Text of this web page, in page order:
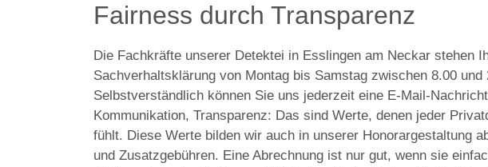
Fairness durch Transparenz
Die Fachkräfte unserer Detektei in Esslingen am Neckar stehen
Sachverhaltsklärung von Montag bis Samstag zwischen 8.00
Selbstverständlich können Sie uns jederzeit eine E-Mail-
Kommunikation, Transparenz: Das sind Werte, denen jeder
fühlt. Diese Werte bilden wir auch in unserer Honorargestaltung
und Zusatzgebühren. Eine Abrechnung ist nur gut, wenn sie